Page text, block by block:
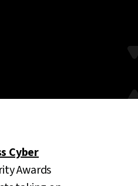
Cyber
Awards